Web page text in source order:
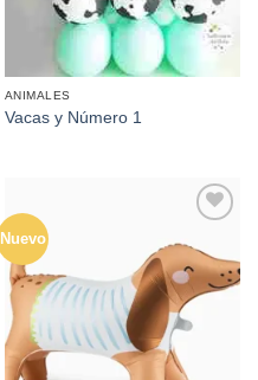
ANIMALES
Vacas y Número 1
Nuevo
a la
lista de
deseos